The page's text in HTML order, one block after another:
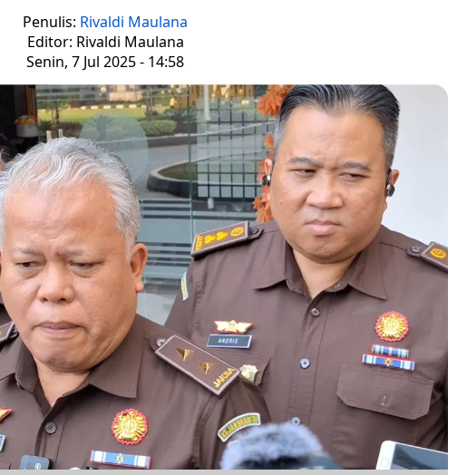
Penulis: Rivaldi Maulana
Editor: Rivaldi Maulana
Senin, 7 Jul 2025 - 14:58